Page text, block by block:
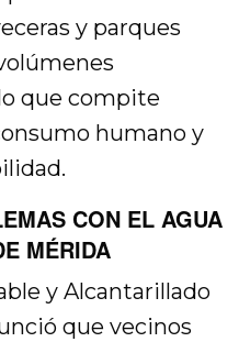
y parques
que compite
humano y
CON EL AGUA
MÉRIDA
y Alcantarillado
que vecinos